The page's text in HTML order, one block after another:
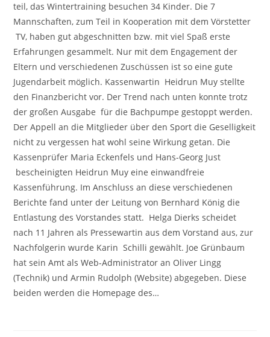
teil, das Wintertraining besuchen 34 Kinder. Die 7
Mannschaften, zum Teil in Kooperation mit dem Vörstetter
TV, haben gut abgeschnitten bzw. mit viel Spaß erste
Erfahrungen gesammelt. Nur mit dem Engagement der
Eltern und verschiedenen Zuschüssen ist so eine gute
Jugendarbeit möglich. Kassenwartin Heidrun Muy stellte
den Finanzbericht vor. Der Trend nach unten konnte trotz
der großen Ausgabe für die Bachpumpe gestoppt werden.
Der Appell an die Mitglieder über den Sport die Geselligkeit
nicht zu vergessen hat wohl seine Wirkung getan. Die
Kassenprüfer Maria Eckenfels und Hans-Georg Just
bescheinigten Heidrun Muy eine einwandfreie
Kassenführung. Im Anschluss an diese verschiedenen
Berichte fand unter der Leitung von Bernhard König die
Entlastung des Vorstandes statt. Helga Dierks scheidet
nach 11 Jahren als Pressewartin aus dem Vorstand aus, zur
Nachfolgerin wurde Karin Schilli gewählt. Joe Grünbaum
hat sein Amt als Web-Administrator an Oliver Lingg
(Technik) und Armin Rudolph (Website) abgegeben. Diese
beiden werden die Homepage des…